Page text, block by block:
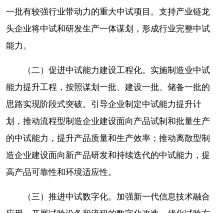
一批有较强行业带动力的重大中试项目。支持产业链龙
头企业将中试和研发生产一体谋划，形成行业完整中试
能力。
（二）促进中试能力建设工程化。实施制造业中试
能力提升工程，按照谋划一批、建设一批、储备一批的
思路实现阶段式突破。引导企业制定中试能力提升计
划，推动流程型制造企业建设面向产品试制和批量生产
的中试能力，提升产品质量和生产效率；推动离散型制
造企业建设面向新产品研发和持续迭代的中试能力，提
高产品可靠性和环境适应性。
（三）推进中试数字化。加强新一代信息技术融合